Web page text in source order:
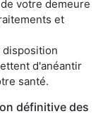
votre demeure
et
disposition
d'anéantir
santé.
définitive des